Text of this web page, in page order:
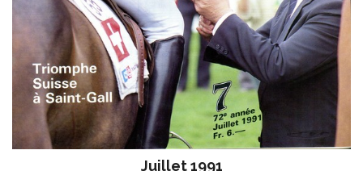
Juillet 1991